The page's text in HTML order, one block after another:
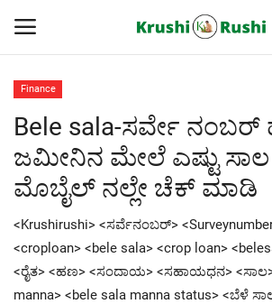
Home
Finance
ರೈತರ ಯಶೋಗಾಥೆಗಳು
Finance
Bele sala-ಸರ್ವೇ ನಂಬರ್
ಜಮೀನಿನ ಮೇಲೆ ಎಷ್ಟು
ಮೊಬೈಲ್ ನಲ್ಲೇ ಚೆಕ್ ಮಾಡಿ
<Krushirushi> <ಸರ್ವೆನಂಬರ್>
<croploan> <bele sala> <crop loan>
<ರೈತ> <ಹಣ> <ಸಂದಾಯ> <ಸಹಾಯಧನ>
manna> <bele sala manna status> <ಬೆಳೆ